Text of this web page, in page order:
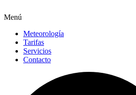
Menú
Meteorología
Tarifas
Servicios
Contacto